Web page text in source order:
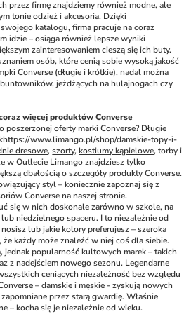
przez firmę znajdziemy również modne, ale
tonie odzież i akcesoria. Dzięki
katalogu, firma pracuje na coraz
idzie – osiąga również lepsze wyniki
zainteresowaniem cieszą się ich buty.
osób, które cenią sobie wysoką jakość
Converse (długie i krótkie), nadal można
jeżdżących na hulajnogach czy
więcej produktów Converse
poszerzonej oferty marki Converse? Długie
www.limango.pl/shop/damskie-topy-i-
dresowe, szorty, kostiumy kąpielowe, torby i
w Outlecie Limango znajdziesz tylko
dbałością o szczegóły produkty Converse.
styl – koniecznie zapoznaj się z
Converse na naszej stronie.
się w nich doskonale zarówno w szkole, na
niedzielnego spaceru. I to niezależnie od
lub jakie kolory preferujesz – szeroka
każdy może znaleźć w niej coś dla siebie.
jednak popularność kultowych marek – takich
z nadejściem nowego sezonu. Legendarne
ceniących niezależność bez względu
– damskie i męskie - zyskują nowych
przez starą gwardię. Właśnie
– kocha się je niezależnie od wieku.